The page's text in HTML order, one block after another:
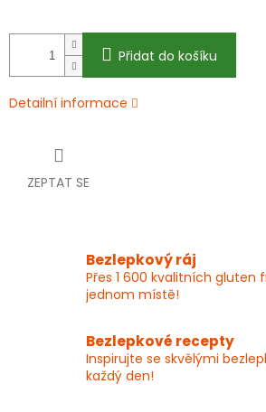
Přidat do košíku
Detailní informace
ZEPTAT SE
Bezlepkový ráj
Přes 1 600 kvalitních gluten
jednom místě!
Bezlepkové recepty
Inspirujte se skvělými
každý den!